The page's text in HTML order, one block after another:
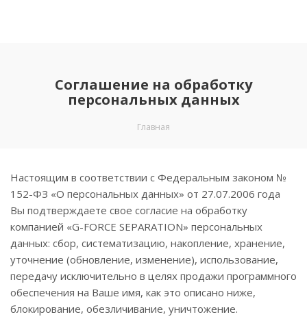
Соглашение на обработку
персональных данных
Главная
Настоящим в соответствии с Федеральным законом №
152-ФЗ «О персональных данных» от 27.07.2006 года
Вы подтверждаете свое согласие на обработку
компанией «G-FORCE SEPARATION» персональных
данных: сбор, систематизацию, накопление, хранение,
уточнение (обновление, изменение), использование,
передачу исключительно в целях продажи программного
обеспечения на Ваше имя, как это описано ниже,
блокирование, обезличивание, уничтожение.